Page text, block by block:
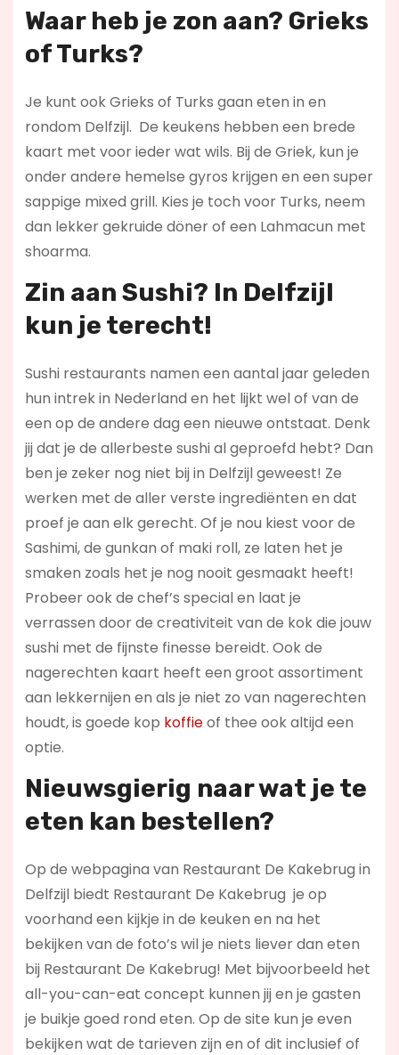
Waar heb je zon aan? Grieks
of Turks?
Je kunt ook Grieks of Turks gaan eten in en
rondom Delfzijl. De keukens hebben een brede
kaart met voor ieder wat wils. Bij de Griek, kun je
onder andere hemelse gyros krijgen en een super
sappige mixed grill. Kies je toch voor Turks, neem
dan lekker gekruide döner of een Lahmacun met
shoarma.
Zin aan Sushi? In Delfzijl
kun je terecht!
Sushi restaurants namen een aantal jaar geleden
hun intrek in Nederland en het lijkt wel of van de
een op de andere dag een nieuwe ontstaat. Denk
jij dat je de allerbeste sushi al geproefd hebt? Dan
ben je zeker nog niet bij in Delfzijl geweest! Ze
werken met de aller verste ingrediënten en dat
proef je aan elk gerecht. Of je nou kiest voor de
Sashimi, de gunkan of maki roll, ze laten het je
smaken zoals het je nog nooit gesmaakt heeft!
Probeer ook de chef’s special en laat je
verrassen door de creativiteit van de kok die jouw
sushi met de fijnste finesse bereidt. Ook de
nagerechten kaart heeft een groot assortiment
aan lekkernijen en als je niet zo van nagerechten
houdt, is goede kop koffieof thee ook altijd een
optie.
Nieuwsgierig naar wat je te
eten kan bestellen?
Op de webpagina van Restaurant De Kakebrug in
Delfzijl biedt Restaurant De Kakebrug je op
voorhand een kijkje in de keuken en na het
bekijken van de foto’s wil je niets liever dan eten
bij Restaurant De Kakebrug! Met bijvoorbeeld het
all-you-can-eat concept kunnen jij en je gasten
je buikje goed rond eten. Op de site kun je even
bekijken wat de tarieven zijn en of dit inclusief of